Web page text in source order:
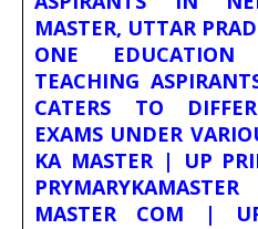
MASTER, UTTAR
ONE EDUCATION
TEACHING
CATERS TO
EXAMS UNDER
KA MASTER | UP
MASTER COM |